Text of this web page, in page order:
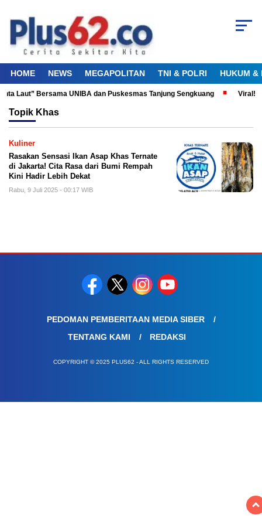
HOME NEWS MEGAPOLITAN TNI & POLRI HUKUM &
Laut” Bersama UNIBA dan Puskesmas Tanjung Sengkuang Viral!
Topik Khas
Kuliner
Rasakan Sensasi Ikan Asap Khas Ternate
di Jakarta! Cita Rasa dari Bumi Rempah
Kini Hadir Lebih Dekat
Rabu, 9 Juli 2025 - 00:17 WIB
PEDOMAN PEMBERITAAN MEDIA SIBER
TENTANG KAMI
REDAKSI
COPYRIGHT © 2025 PLUS62 - ALL RIGHTS RESERVED